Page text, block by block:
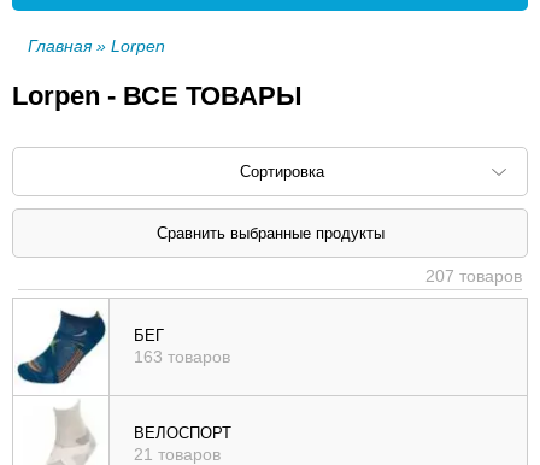
Главная» Lorpen
Lorpen - ВСЕ ТОВАРЫ
Сортировка
Сортировать по: наименованию (
убыв
возр
|
207 товаров
БЕГ
163 товаров
ВЕЛОСПОРТ
21 товаров